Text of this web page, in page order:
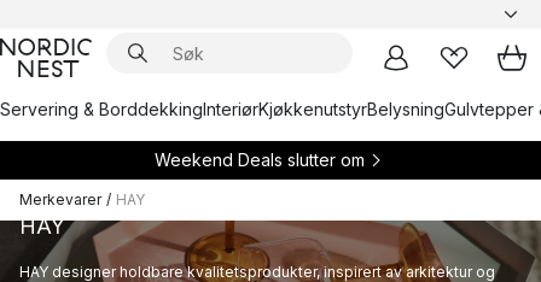
Servering & BorddekkingInteriørKjøkkenutstyrBelysningGulvtepper
Weekend Deals slutter om
Merkevarer / HAY
HAY
HAY designer holdbare kvalitetsprodukter, inspirert av arkitektur og